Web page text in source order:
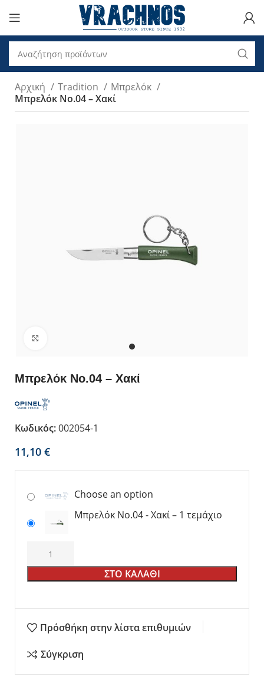
Αρχική Tradition
Μπρελόκ
Μπρελόκ Νο.04 – Χακί
Μπρελόκ Νο.04 – Χακί
Κωδικός:002054-1
€
Choose an option
Μπρελόκ Νο.04 - Χακί – 1 τεμάχιο
ΣΤΟ ΚΑΛΑΘΙ
Πρόσθήκη στην λίστα επιθυμιών
Σύγκριση